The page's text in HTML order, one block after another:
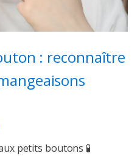
: reconnaître
petits boutons 🧪